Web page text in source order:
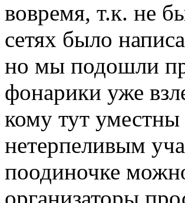
вовремя, т.к. не
сетях было
но мы подошли
фонарики уже
кому тут уместны
нетерпеливым
поодиночке